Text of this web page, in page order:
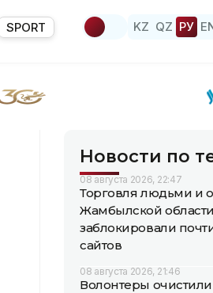
SPORT KZ QZ РУ
Новости по
08 августа 2026, 22:47
Торговля людьми и
Жамбылской области
заблокировали
сайтов
08 августа 2026, 21:46
Волонтеры